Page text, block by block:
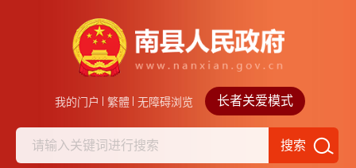
我的门户 繁體 无障碍浏览 长者关爱模式
搜索